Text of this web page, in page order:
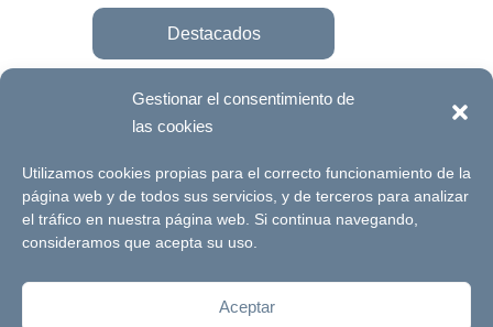
Gestionar el consentimiento de
las cookies
Utilizamos cookies propias para el correcto funcionamiento de la
página web y de todos sus servicios, y de terceros para analizar
el tráfico en nuestra página web. Si continua navegando,
consideramos que acepta su uso.
Aceptar
Destacados
Únete a la fundación
© Futuro Singular Córdoba 2017. Web
desarrollada por
Aviso Legal